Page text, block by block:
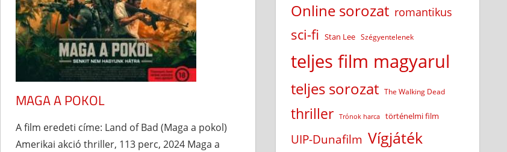
MAGA A POKOL
A film eredeti címe: Land of Bad (Maga a pokol)
Amerikai akció thriller, 113 perc, 2024 Maga a
Online sorozat romantikus
sci-fi Stan Lee Szégyentelenek
teljes film magyarul
teljes sorozat The Walking Dead
thriller Trónok harca történelmi film
UIP-Dunafilm Vígjáték